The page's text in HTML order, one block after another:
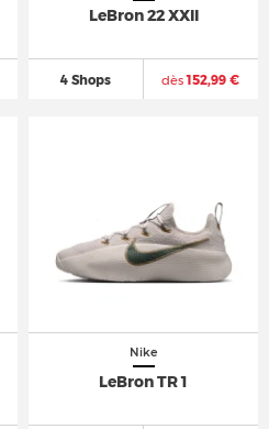
LeBron 22 XXII
4 Shops dès152,99 €
Nike
LeBron TR 1